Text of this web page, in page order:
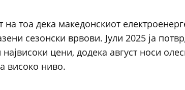
тоа дека македонскиот
сезонски врвови. Јули 2025 ја
цени, додека август носи
високо ниво.